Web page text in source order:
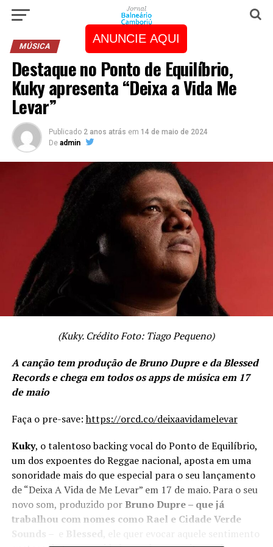
ANUNCIE AQUI
MÚSICA
Destaque no Ponto de Equilíbrio,
Kuky apresenta “Deixa a Vida Me
Levar”
Publicado 2 anos atrás em 14 de maio de 2024
De admin
(Kuky. Crédito Foto: Tiago Pequeno)
A canção tem produção de Bruno Dupre e da Blessed
Records e chega em todos os apps de música em 17
de maio
Faça o pre-save:https://orcd.co/deixaavidamelevar
Kuky, o talentoso backing vocal do Ponto de Equilíbrio,
um dos expoentes do Reggae nacional, aposta em uma
sonoridade mais do que especial para o seu lançamento
de “Deixa A Vida de Me Levar” em 17 de maio. Para o seu
novo som, produzido porBruno Dupre – que já
trabalhou com nomes como Rael e Cidade Verde
Sounds –
Blessed